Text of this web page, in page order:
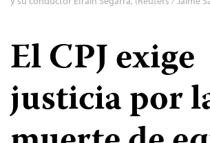
El CPJ exige
justicia por